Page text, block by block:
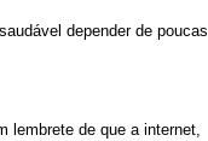
depender de poucas
lembrete de que a internet,